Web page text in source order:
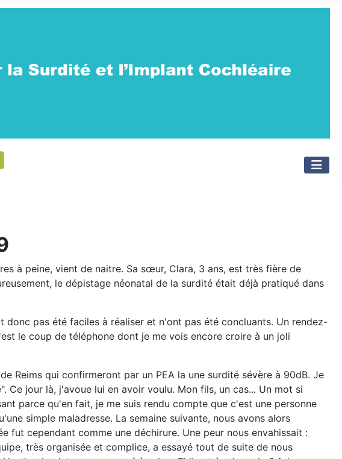
à peine, vient de naitre. Sa sœur, Clara, 3 ans, est très fière de
le dépistage néonatal de la surdité était déjà pratiqué dans
pas été faciles à réaliser et n'ont pas été concluants. Un rendez-
le coup de téléphone dont je me vois encore croire à un joli
Reims qui confirmeront par un PEA la une surdité sévère à 90dB. Je
Ce jour là, j'avoue lui en avoir voulu. Mon fils, un cas... Un mot si
parce qu'en fait, je me suis rendu compte que c'est une personne
simple maladresse. La semaine suivante, nous avons alors
fut cependant comme une déchirure. Une peur nous envahissait :
très organisée et complice, a essayé tout de suite de nous